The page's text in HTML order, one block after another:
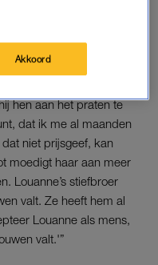
hen aan het praten te
dat ik me al maanden
niet prijsgeef, kan
moedigt haar aan meer
Louanne’s stiefbroer
valt. Ze heeft hem al
Louanne als mens,
valt.'”
Akkoord